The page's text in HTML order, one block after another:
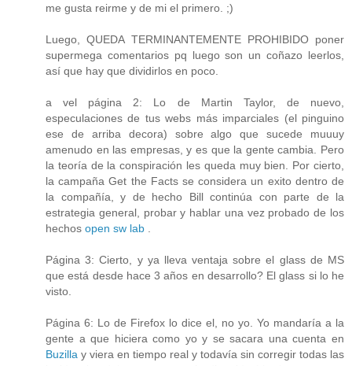
me gusta reirme y de mi el primero. ;)
Luego, QUEDA TERMINANTEMENTE PROHIBIDO poner
supermega comentarios pq luego son un coñazo leerlos,
así que hay que dividirlos en poco.
a vel página 2: Lo de Martin Taylor, de nuevo,
especulaciones de tus webs más imparciales (el pinguino
ese de arriba decora) sobre algo que sucede muuuy
amenudo en las empresas, y es que la gente cambia. Pero
la teoría de la conspiración les queda muy bien. Por cierto,
la campaña Get the Facts se considera un exito dentro de
la compañía, y de hecho Bill continúa con parte de la
estrategia general, probar y hablar una vez probado de los
hechos open sw lab
Página 3: Cierto, y ya lleva ventaja sobre el glass de MS
que está desde hace 3 años en desarrollo? El glass si lo he
visto.
Página 6: Lo de Firefox lo dice el, no yo. Yo mandaría a la
gente a que hiciera como yo y se sacara una cuenta en
Buzilla y viera en tiempo real y todavía sin corregir todas las